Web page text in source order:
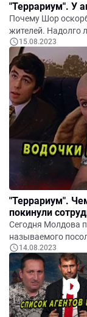
"Террариум". У
Почему Шор
жителей. Надолго
Ватные СМИ в
вмешательство
знаменитая
антисемитского
сегодняшнем
15.08.2023
"Террариум".
покинули
Сегодня Молдова
называемого
Молдову – ведь в
мобилизация,
Парламент
августа. Для
рашистские мины.
этом и многом
14.08.2023